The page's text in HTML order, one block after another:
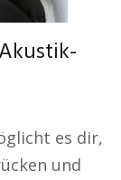
es dir,
und